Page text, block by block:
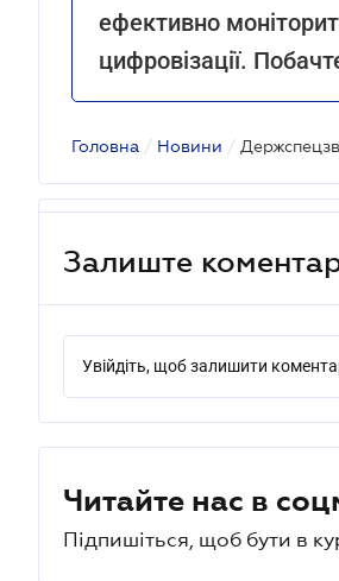
ефективно
цифровізації.
Головна / Новини /
Залиште
Увійдіть, щоб залишити
Читайте нас в
Підпишіться, щоб бути в